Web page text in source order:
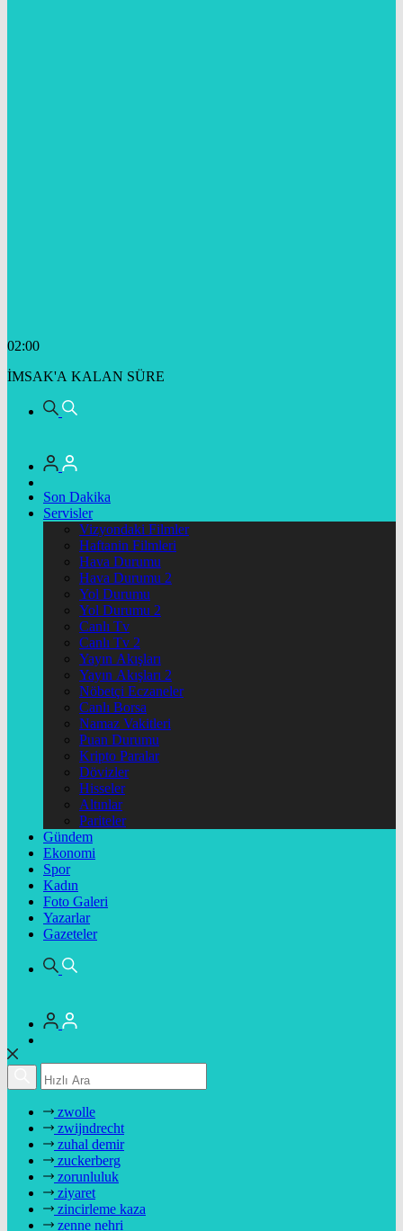
02:00
İMSAK'A KALAN SÜRE
Son Dakika
Servisler
Vizyondaki Filmler
Haftanin Filmleri
Hava Durumu
Hava Durumu 2
Yol Durumu
Yol Durumu 2
Canlı Tv
Canlı Tv 2
Yayın Akışları
Yayın Akışları 2
Nöbetçi Eczaneler
Canlı Borsa
Namaz Vakitleri
Puan Durumu
Kripto Paralar
Dövizler
Hisseler
Altınlar
Pariteler
Gündem
Ekonomi
Spor
Kadın
Foto Galeri
Yazarlar
Gazeteler
zwolle
zwijndrecht
zuhal demir
zuckerberg
zorunluluk
ziyaret
zincirleme kaza
zenne nehri